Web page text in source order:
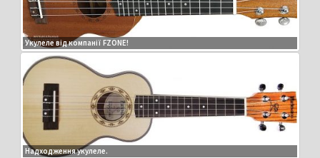
Укулеле від компанії FZONE!
Надходження укулеле.